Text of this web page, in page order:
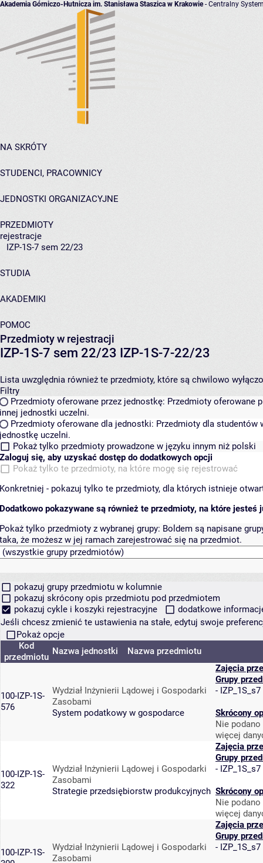
Akademia Górniczo-Hutnicza im. Stanisława Staszica w Krakowie- Centralny
NA SKRÓTY
STUDENCI, PRACOWNICY
JEDNOSTKI ORGANIZACYJNE
PRZEDMIOTY
rejestracje
IZP-1S-7 sem 22/23
STUDIA
AKADEMIKI
POMOC
Przedmioty w rejestracji
IZP-1S-7 sem 22/23 IZP-1S-7-22/23
Lista uwzględnia również te przedmioty, które są chwilowo
Filtry
Przedmioty oferowane przez jednostkę: Przedmioty oferowane
innej jednostki uczelni.
Przedmioty oferowane dla jednostki: Przedmioty dla studentów
jednostkę uczelni.
Pokaż tylko przedmioty prowadzone w języku innym niż polski
Zaloguj się, aby uzyskać dostęp do dodatkowych opcji
Pokaż tylko te przedmioty, na które mogę się rejestrować
Konkretniej - pokazuj tylko te przedmioty, dla których istnieje
Dodatkowo pokazywane są również te przedmioty, na które jesteś
Pokaż tylko przedmioty z wybranej grupy: Boldem są napisane
taka, że możesz w jej ramach zarejestrować się na przedmiot.
pokazuj grupy przedmiotu w kolumnie
pokazuj skrócony opis przedmiotu pod przedmiotem
pokazuj cykle i koszyki rejestracyjne
dodatkowe
Jeśli chcesz zmienić te ustawienia na stałe, edytuj swoje
Pokaż opcje
Kod
przedmiotu
Nazwa jednostki Nazwa przedmiotu
100-IZP-1S-
576
Wydział Inżynierii Lądowej i Gospodarki
Zasobami
System podatkowy w gospodarce
Zajęcia
Grupy
- IZP_1S_s7
Skrócony
Nie
więcej
100-IZP-1S-
322
Wydział Inżynierii Lądowej i Gospodarki
Zasobami
Strategie przedsiębiorstw produkcyjnych
Zajęcia
Grupy
- IZP_1S_s7
Skrócony
Nie
więcej
100-IZP-1S-
Wydział Inżynierii Lądowej i Gospodarki
Zasobami
Zajęcia
Grupy
- IZP_1S_s7